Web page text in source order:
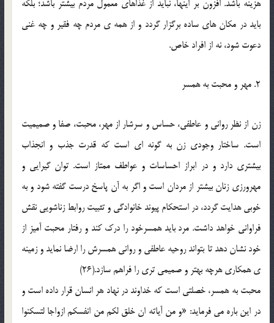
هزينه باشد. افزون بر اينها، نبايد از غذاهاي معمول مردم بيشتر باشد؛ بلکه
بايد در مکان هاي ساده برگزار گردد و از همه ي مردم چه فقير و چه غني
دعوت شود، نه از افراد خاص.
2. مهر و محبت به همسر
زن از نظر رواني و عاطفي، حساس و سرشار از مهر، محبت، صفا و صميميت
است. ساختار وجودي زن به گونه اي است که قدرت جذب و انجذاب
بيشتري دارد و در ابراز احساسات و عواطف ممتاز است. توان گيرايي و
مهرورزي زنان بيشتر از مردان است و اگر به آن پاسخ درست گفته شود و به
خوبي هدايت گردد، در استحکام پيوند خانوادگي و تثبيت روابط زناشويي نقش
فراواني خواهد داشت. مرد بايد همسرخود را درک کند و رفتار محبت آميز از
خود نشان دهد تا بتواند روحيه عاطفي و رواني همسرش را ارضا نمايد و زمينه
ي همکاري هرچه بهتر و صميمي تري را فراهم سازد.(26)
محبت به همسر، خصلتي است که خداوند در نهاد هر انسان قرار داده است و
در اين باره مي فرمايد: «و من آياته ان خلق لکم من انفسکم ازواجا لتسکنوا